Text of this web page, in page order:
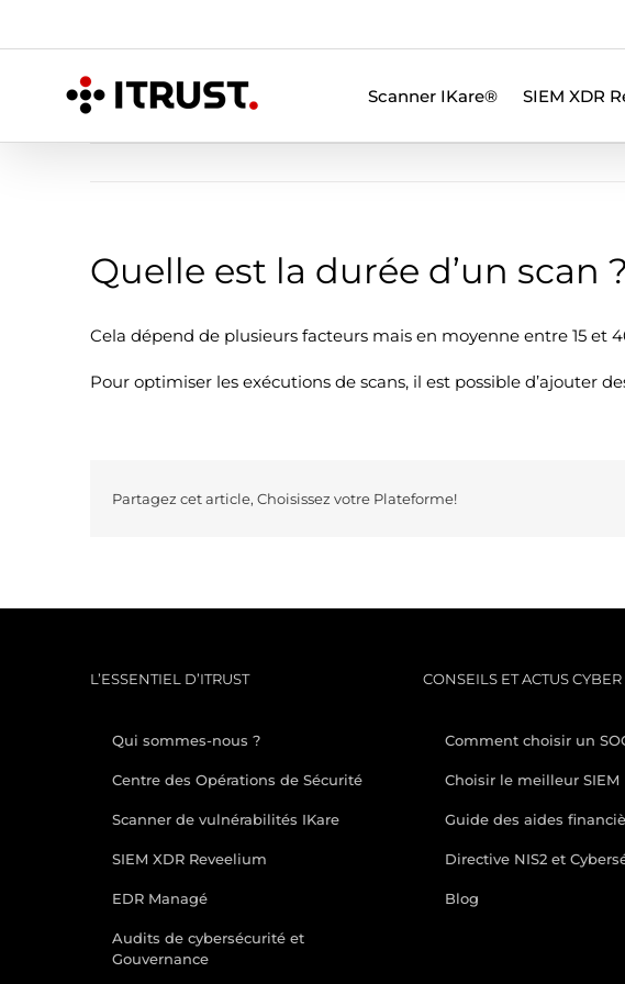
Scanner IKare® SIEM XDR
Quelle est la durée d’un scan ?
Cela dépend de plusieurs facteurs mais en moyenne entre 15 et
Pour optimiser les exécutions de scans, il est possible d’ajouter
Partagez cet article, Choisissez votre Plateforme!
L’ESSENTIEL D’ITRUST
Qui sommes-nous ?
Centre des Opérations de Sécurité
Scanner de vulnérabilités IKare
SIEM XDR Reveelium
EDR Managé
Audits de cybersécurité et
Gouvernance
CONSEILS ET ACTUS CYBER
Comment choisir un
Choisir le meilleur SIEM
Guide des aides
Directive NIS2 et
Blog